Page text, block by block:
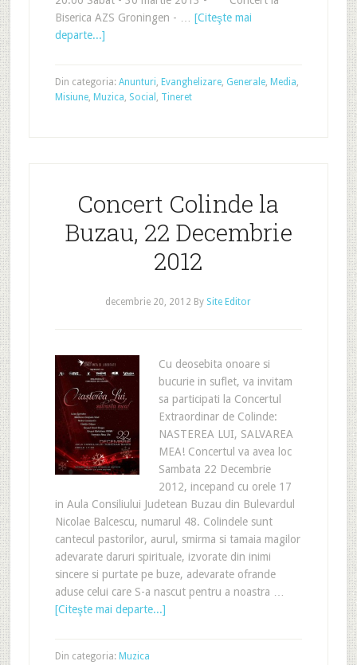
Biserica AZS Groningen - … [Citeşte mai
departe...]
Din categoria: Anunturi, Evanghelizare, Generale, Media,
Misiune, Muzica, Social , Tineret
Concert Colinde la
Buzau, 22 Decembrie
2012
decembrie 20, 2012 By Site Editor
Cu deosebita onoare si
bucurie in suflet, va invitam
sa participati la Concertul
Extraordinar de Colinde:
NASTEREA LUI, SALVAREA
MEA! Concertul va avea loc
Sambata 22 Decembrie
2012, incepand cu orele 17
in Aula Consiliului Judetean Buzau din Bulevardul
Nicolae Balcescu, numarul 48. Colindele sunt
cantecul pastorilor, aurul, smirma si tamaia magilor
adevarate daruri spirituale, izvorate din inimi
sincere si purtate pe buze, adevarate ofrande
aduse celui care S-a nascut pentru a noastra …
[Citeşte mai departe...]
Din categoria: Muzica